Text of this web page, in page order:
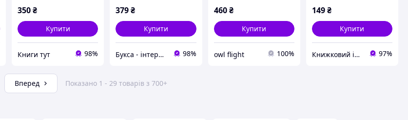
350₴
Купити
Книги тут 98%
379₴
Купити
Букса - інтернет-магазин книг, товарів для дітей та подарунків 98%
460 ₴
Купити
owl flight 100%
149₴
Купити
Книжковий інтернет-магазин "BestBook" Наш instagram - @knigi_best 97%
Вперед Показано 1 - 29 товарів з 700+